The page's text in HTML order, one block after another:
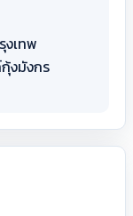
งเทพ
งมังกร